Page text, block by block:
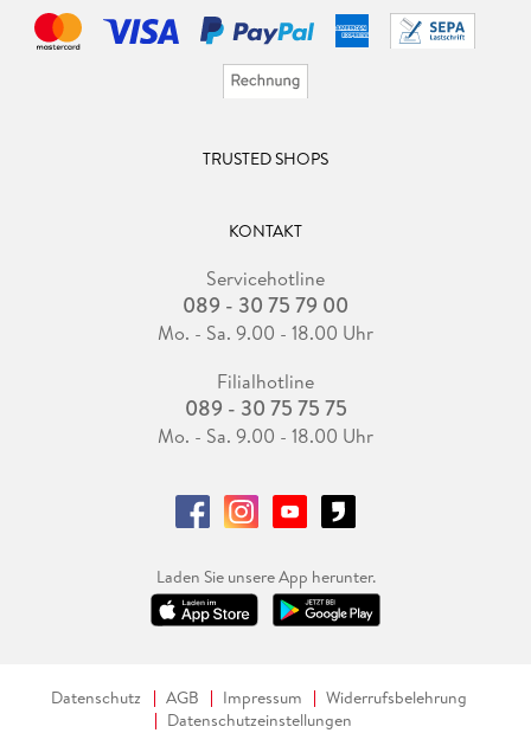
TRUSTED SHOPS
KONTAKT
Servicehotline
089 - 30 75 79 00
Mo. - Sa. 9.00 - 18.00 Uhr
Filialhotline
089 - 30 75 75 75
Mo. - Sa. 9.00 - 18.00 Uhr
Laden Sie unsere App herunter.
Datenschutz AGB Impressum
Widerrufsbelehrung
Datenschutzeinstellungen